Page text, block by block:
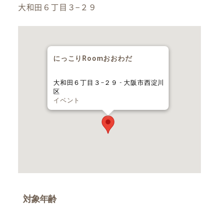
大和田６丁目３−２９
にっこりRoomおおわだ
大和田６丁目３−２９ - 大阪市西淀川
区
イベント
対象年齢